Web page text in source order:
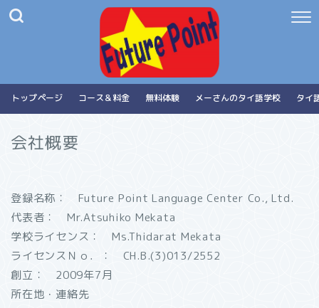
トップページ コース＆料金 無料体験 メーさんのタイ語学校 タイ
会社概要
登録名称： Future Point Language Center Co., Ltd.
代表者： Mr.Atsuhiko Mekata
学校ライセンス： Ms.Thidarat Mekata
ライセンスＮｏ．： CH.B.(3)013/2552
創立： 2009年7月
所在地・連絡先​